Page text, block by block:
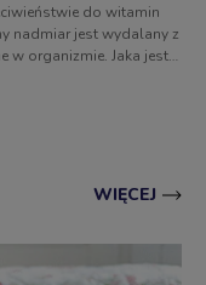
do witamin
nadmiar jest wydalany z
w organizmie. Jaka jest
WIĘCEJ